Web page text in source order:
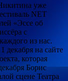
уже
NET
«Эссе об
с
из нас.
декабря на сайте
которая
Борис
сцене Театра